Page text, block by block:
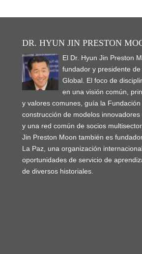
DR. HYUN JIN PRESTON
El Dr. Hyun Jin Preston
fundador y presidente
Global. El foco de
en una visión común,
y valores comunes, guía la
construcción de modelos
y una red común de socios
Jin Preston Moon también es
La Paz, una organización
oportunidades de servicio de
de diversos historiales.